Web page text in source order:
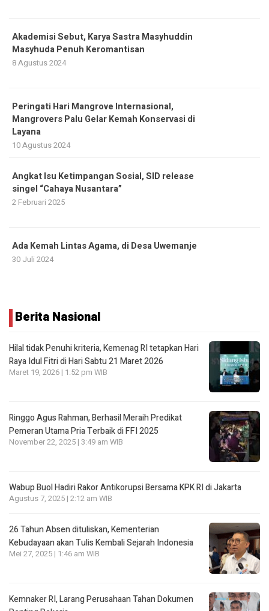
Akademisi Sebut, Karya Sastra Masyhuddin
Masyhuda Penuh Keromantisan
8 Agustus 2024
Peringati Hari Mangrove Internasional,
Mangrovers Palu Gelar Kemah Konservasi di
Layana
10 Agustus 2024
Angkat Isu Ketimpangan Sosial, SID release
singel “Cahaya Nusantara”
2 Februari 2025
Ada Kemah Lintas Agama, di Desa Uwemanje
30 Juli 2024
Berita Nasional
Hilal tidak Penuhi kriteria, Kemenag RI tetapkan Hari
Raya Idul Fitri di Hari Sabtu 21 Maret 2026
Maret 19, 2026 | 1:52 pm WIB
Ringgo Agus Rahman, Berhasil Meraih Predikat
Pemeran Utama Pria Terbaik di FFI 2025
November 22, 2025 | 3:49 am WIB
Wabup Buol Hadiri Rakor Antikorupsi Bersama KPK RI di Jakarta
Agustus 7, 2025 | 2:12 am WIB
26 Tahun Absen dituliskan, Kementerian
Kebudayaan akan Tulis Kembali Sejarah Indonesia
Mei 27, 2025 | 1:46 am WIB
Kemnaker RI, Larang Perusahaan Tahan Dokumen